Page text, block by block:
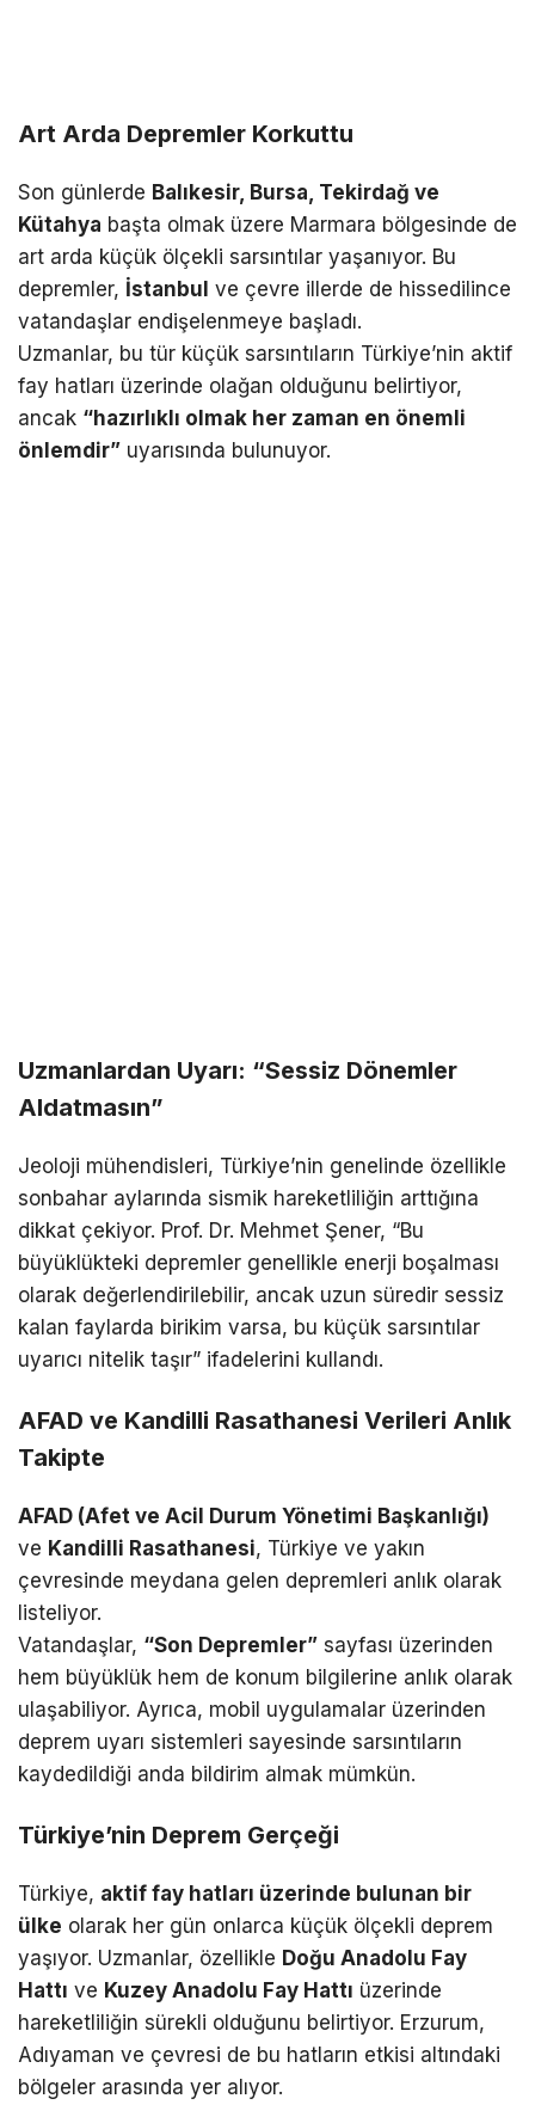
Art Arda Depremler Korkuttu
Son günlerde Balıkesir, Bursa, Tekirdağ ve
Kütahya başta olmak üzere Marmara bölgesinde de
art arda küçük ölçekli sarsıntılar yaşanıyor. Bu
depremler, İstanbul ve çevre illerde de hissedilince
vatandaşlar endişelenmeye başladı.
Uzmanlar, bu tür küçük sarsıntıların Türkiye’nin aktif
fay hatları üzerinde olağan olduğunu belirtiyor,
ancak “hazırlıklı olmak her zaman en önemli
önlemdir” uyarısında bulunuyor.
Uzmanlardan Uyarı: “Sessiz Dönemler
Aldatmasın”
Jeoloji mühendisleri, Türkiye’nin genelinde özellikle
sonbahar aylarında sismik hareketliliğin arttığına
dikkat çekiyor. Prof. Dr. Mehmet Şener, “Bu
büyüklükteki depremler genellikle enerji boşalması
olarak değerlendirilebilir, ancak uzun süredir sessiz
kalan faylarda birikim varsa, bu küçük sarsıntılar
uyarıcı nitelik taşır” ifadelerini kullandı.
AFAD ve Kandilli Rasathanesi Verileri Anlık
Takipte
AFAD (Afet ve Acil Durum Yönetimi Başkanlığı)
ve Kandilli Rasathanesi, Türkiye ve yakın
çevresinde meydana gelen depremleri anlık olarak
listeliyor.
Vatandaşlar, “Son Depremler” sayfası üzerinden
hem büyüklük hem de konum bilgilerine anlık olarak
ulaşabiliyor. Ayrıca, mobil uygulamalar üzerinden
deprem uyarı sistemleri sayesinde sarsıntıların
kaydedildiği anda bildirim almak mümkün.
Türkiye’nin Deprem Gerçeği
Türkiye, aktif fay hatları üzerinde bulunan bir
ülke olarak her gün onlarca küçük ölçekli deprem
yaşıyor. Uzmanlar, özellikle Doğu Anadolu Fay
Hattı ve Kuzey Anadolu Fay Hattı üzerinde
hareketliliğin sürekli olduğunu belirtiyor. Erzurum,
Adıyaman ve çevresi de bu hatların etkisi altındaki
bölgeler arasında yer alıyor.